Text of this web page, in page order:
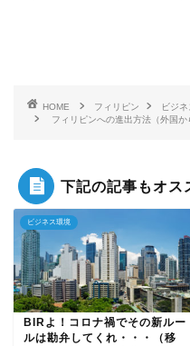
HOME フィリピン
ビジ
フィリピンへの進出方法（外国か
下記の記事もオス
ビジネス環境
BIRよ！コロナ禍でその新ルー
ルは勘弁してくれ・・・（移